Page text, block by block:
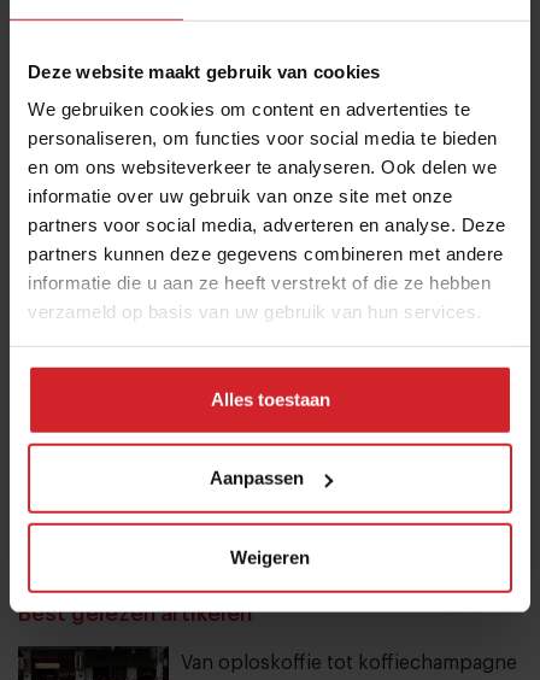
Deze website maakt gebruik van cookies
We gebruiken cookies om content en advertenties te
personaliseren, om functies voor social media te bieden
en om ons websiteverkeer te analyseren. Ook delen we
informatie over uw gebruik van onze site met onze
partners voor social media, adverteren en analyse. Deze
partners kunnen deze gegevens combineren met andere
informatie die u aan ze heeft verstrekt of die ze hebben
verzameld op basis van uw gebruik van hun services.
Alles toestaan
Aanpassen
Weigeren
Tel: + 31 (20) – 6747 555
www.rijksrestaurant.nl
Deel artikel
Meld je aan voor de nieuwsbrief
Ja, ik wil graag drie keer per week de nieuwsbrief
ontvangen met de laatste trends, culinaire inspiratie en
Verzend
Best gelezen artikelen
Van oploskoffie tot koffiechampagne